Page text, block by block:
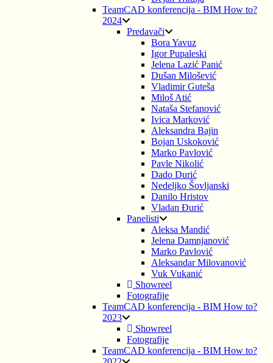
TeamCAD konferencija - BIM How to?
2024
Predavači
Bora Yavuz
Igor Pupaleski
Jelena Lazić Panić
Dušan Milošević
Vladimir Guteša
Miloš Atić
Nataša Stefanović
Ivica Marković
Aleksandra Bajin
Bojan Uskoković
Marko Pavlović
Pavle Nikolić
Dado Durić
Nedeljko Šovljanski
Danilo Hristov
Vladan Đurić
Panelisti
Aleksa Mandić
Jelena Damnjanović
Marko Pavlović
Aleksandar Milovanović
Vuk Vukanić
Showreel
Fotografije
TeamCAD konferencija - BIM How to?
2023
Showreel
Fotografije
TeamCAD konferencija - BIM How to?